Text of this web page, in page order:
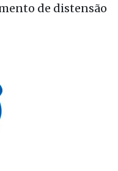
de distensão